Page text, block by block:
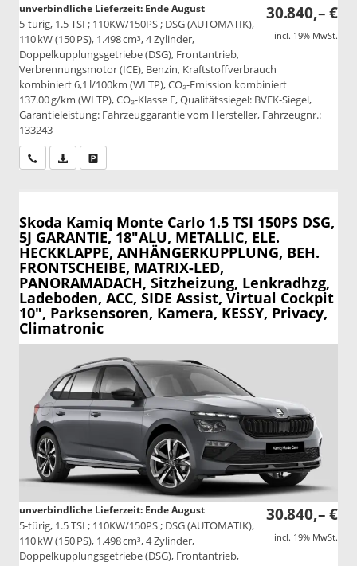
30.840,– €
incl. 19% MwSt.
unverbindliche Lieferzeit: Ende August
5-türig, 1.5 TSI ; 110KW/150PS ; DSG (AUTOMATIK),
110 kW (150 PS), 1.498 cm³, 4 Zylinder,
Doppelkupplungsgetriebe (DSG), Frontantrieb,
Verbrennungsmotor (ICE), Benzin, Kraftstoffverbrauch
kombiniert 6,1 l/100km (WLTP), CO₂-Emission kombiniert
137.00 g/km (WLTP), CO₂-Klasse E, Qualitätssiegel: BVFK-Siegel,
Garantieleistung: Fahrzeuggarantie vom Hersteller, Fahrzeugnr.:
133243
Wir rufen Sie anPDF-Datei, Fahrzeugexposé drucken
Skoda Kamiq Monte Carlo 1.5 TSI 150PS DSG,
5J GARANTIE, 18"ALU, METALLIC, ELE.
HECKKLAPPE, ANHÄNGERKUPPLUNG, BEH.
FRONTSCHEIBE, MATRIX-LED,
PANORAMADACH, Sitzheizung, Lenkradhzg,
Ladeboden, ACC, SIDE Assist, Virtual Cockpit
10", Parksensoren, Kamera, KESSY, Privacy,
Climatronic
30.840,– €
incl. 19% MwSt.
unverbindliche Lieferzeit: Ende August
5-türig, 1.5 TSI ; 110KW/150PS ; DSG (AUTOMATIK),
110 kW (150 PS), 1.498 cm³, 4 Zylinder,
Doppelkupplungsgetriebe (DSG), Frontantrieb,